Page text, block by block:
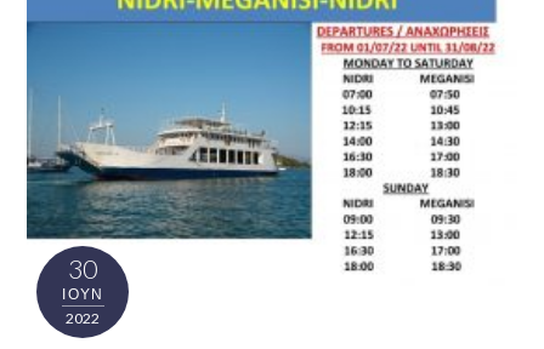
30
ΙΟΎΝ
2022